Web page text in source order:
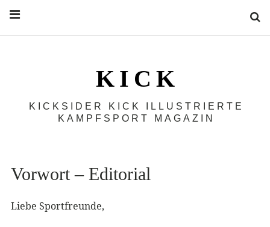
K I C K
KICKSIDER KICK ILLUSTRIERTE
KAMPFSPORT MAGAZIN
Vorwort – Editorial
Liebe Sportfreunde,